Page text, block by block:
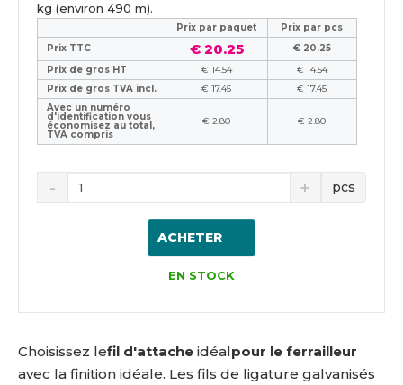
kg (environ 490 m).
Prix ​​par paquet
Prix par pcs
Prix TTC
€ 20.25
€ 20.25
Prix de gros HT
€ 14.54
€ 14.54
Prix de gros TVA incl.
€ 17.45
€ 17.45
Avec un numéro
d'identification vous
économisez au total,
TVA compris
€ 2.80 € 2.80
pcs
ACHETER
EN STOCK
Choisissez lefil d'attache idéalpour le ferrailleur
avec la finition idéale. Les fils de ligature galvanisés